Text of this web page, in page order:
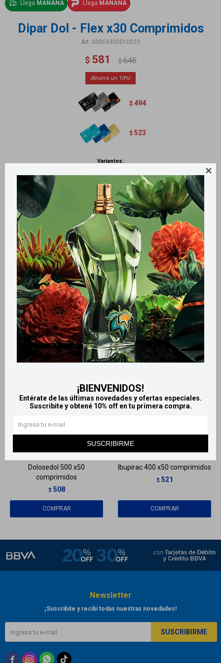

¡BIENVENIDOS!
Entérate de las últimas novedades y ofertas especiales.
Suscribite y obtené 10% off en tu primera compra.
SUSCRIBIRME
Llega MAÑANA Llega MAÑANA
Dipar Dol - Flex x30 Comprimidos
00069300010023
$ 581 $ 646
10
$ 494
$ 523
Variantes:
Métodos y costos de envío
Retiros gratuitos en tiendas
Productos que te pueden interesar
Llega MAÑANA
Dolosedol 500 x50
comprimidos
$ 508
Ibupirac 400 x50 comprimidos
$ 521
Newsletter
¡Suscribite y recibí todas nuestras novedades!
SUSCRIBIRME
  